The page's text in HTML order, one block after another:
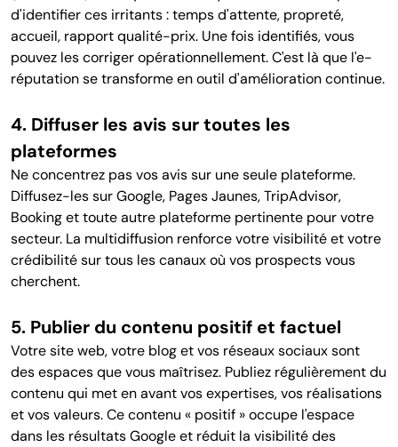
d'identifier ces irritants : temps d'attente, propreté,
accueil, rapport qualité-prix. Une fois identifiés, vous
pouvez les corriger opérationnellement. C'est là que l'e-
réputation se transforme en outil d'amélioration continue.
4. Diffuser les avis sur toutes les
plateformes
Ne concentrez pas vos avis sur une seule plateforme.
Diffusez-les sur Google, Pages Jaunes, TripAdvisor,
Booking et toute autre plateforme pertinente pour votre
secteur. La multidiffusion renforce votre visibilité et votre
crédibilité sur tous les canaux où vos prospects vous
cherchent.
5. Publier du contenu positif et factuel
Votre site web, votre blog et vos réseaux sociaux sont
des espaces que vous maîtrisez. Publiez régulièrement du
contenu qui met en avant vos expertises, vos réalisations
et vos valeurs. Ce contenu « positif » occupe l'espace
dans les résultats Google et réduit la visibilité des